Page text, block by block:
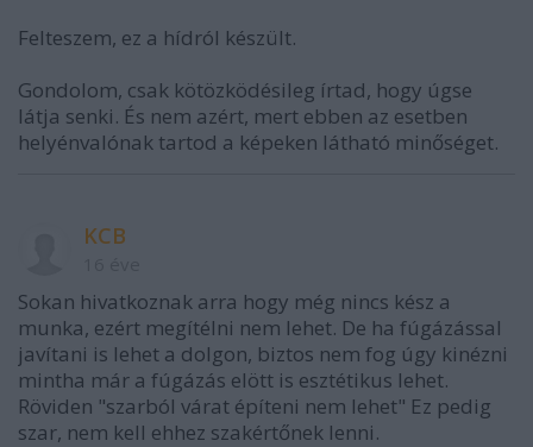
Felteszem, ez a hídról készült.
Gondolom, csak kötözködésileg írtad, hogy úgse
látja senki. És nem azért, mert ebben az esetben
helyénvalónak tartod a képeken látható minőséget.
KCB
Sokan hivatkoznak arra hogy még nincs kész a
munka, ezért megítélni nem lehet. De ha fúgázással
javítani is lehet a dolgon, biztos nem fog úgy kinézni
mintha már a fúgázás elött is esztétikus lehet.
Röviden "szarból várat építeni nem lehet" Ez pedig
szar, nem kell ehhez szakértőnek lenni.